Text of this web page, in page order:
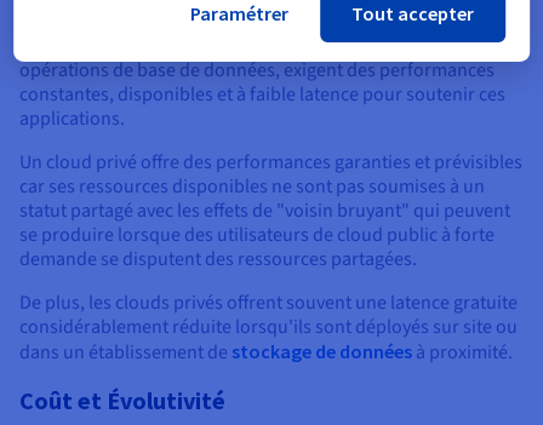
Les charges de travail d'applications d'entreprise complexes,
y compris l'analyse de données à grande échelle ou les
opérations de base de données, exigent des performances
constantes, disponibles et à faible latence pour soutenir ces
applications.
Un cloud privé offre des performances garanties et prévisibles
car ses ressources disponibles ne sont pas soumises à un
statut partagé avec les effets de "voisin bruyant" qui peuvent
se produire lorsque des utilisateurs de cloud public à forte
demande se disputent des ressources partagées.
De plus, les clouds privés offrent souvent une latence gratuite
considérablement réduite lorsqu'ils sont déployés sur site ou
dans un établissement de stockage de données à proximité.
Coût et Évolutivité
Paramétrer Tout accepter